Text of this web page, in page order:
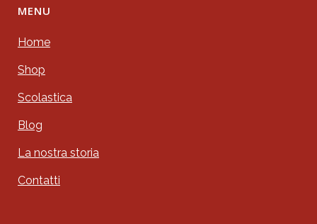
MENU
Home
Shop
Scolastica
Blog
La nostra storia
Contatti